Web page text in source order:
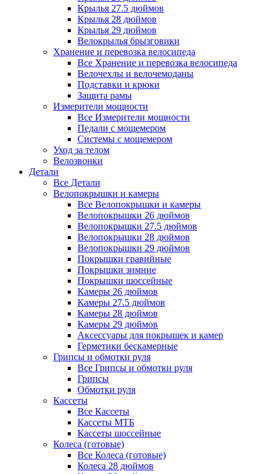
Крылья 27.5 дюймов
Крылья 28 дюймов
Крылья 29 дюймов
Велокрылья брызговики
Хранение и перевозка велосипеда
Все Хранение и перевозка велосипеда
Велочехлы и велочемоданы
Подставки и крюки
Защита рамы
Измерители мощности
Все Измерители мощности
Педали с мощемером
Системы с мощемером
Уход за телом
Велозвонки
Детали
Все Детали
Велопокрышки и камеры
Все Велопокрышки и камеры
Велопокрышки 26 дюймов
Велопокрышки 27.5 дюймов
Велопокрышки 28 дюймов
Велопокрышки 29 дюймов
Покрышки гравийные
Покрышки зимние
Покрышки шоссейные
Камеры 26 дюймов
Камеры 27.5 дюймов
Камеры 28 дюймов
Камеры 29 дюймов
Аксессуары для покрышек и камер
Герметики бескамерные
Грипсы и обмотки руля
Все Грипсы и обмотки руля
Грипсы
Обмотки руля
Кассеты
Все Кассеты
Кассеты МТБ
Кассеты шоссейные
Колеса (готовые)
Все Колеса (готовые)
Колеса 28 дюймов